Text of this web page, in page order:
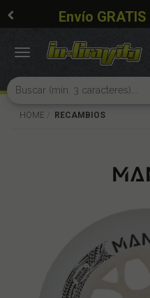
Envío GRATIS
Toggle
HOME RECAMBIOS